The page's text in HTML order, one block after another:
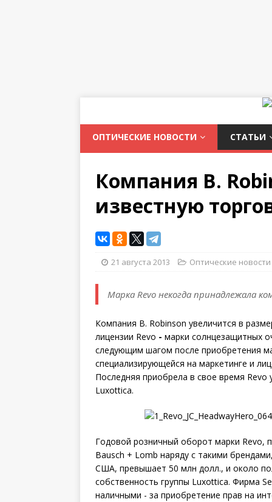
ОПТИЧЕСКИЕ НОВОСТИ СТАТЬИ
Компания B.
известную
21 августа 2013 Оптические новости
Марка Revo некогда принадлежала
Компания B. Robinson увеличится в
лицензии Revo - марки солнцезащитных
следующим шагом после приобретения
специализирующейся на маркетинге и
Последняя приобрела в свое время Revo
Luxottica.
Годовой розничный оборот марки Revo,
Bausch + Lomb наряду с такими
США, превышает 50 млн долл., и около
собственность группы Luxottica. Фирма
наличными - за приобретение прав на